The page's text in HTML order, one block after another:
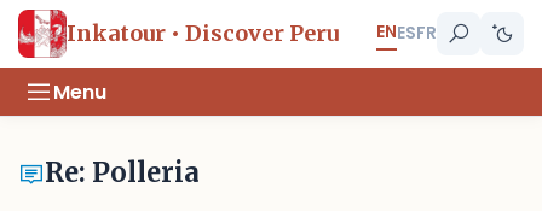
Inkatour • Discover Peru ENESFR
Menu
Re: Polleria